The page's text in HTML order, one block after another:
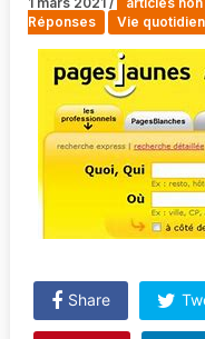
1 mars 2021/ articles
Réponses
Vie
Share